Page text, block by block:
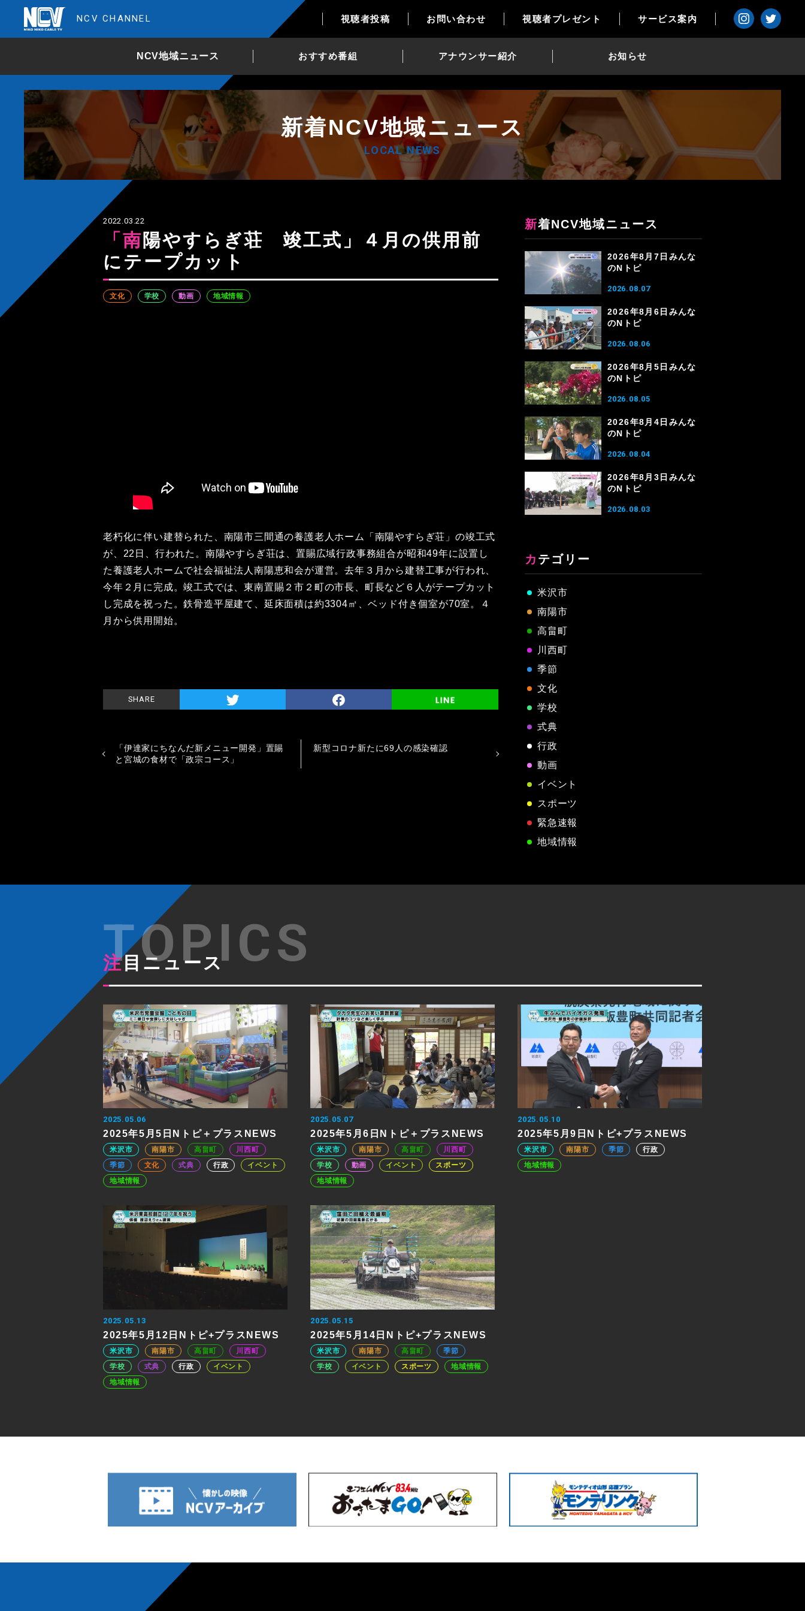
NCV CHANNEL 視聴者投稿 お問い合わせ 視聴者プレゼント サービス案内
NCV地域ニュース おすすめ番組 アナウンサー紹介 お知らせ
新着NCV地域ニュース
LOCAL NEWS
2022.03.22
「南陽やすらぎ荘 竣工式」４月の供用前
にテープカット
文化 学校 動画 地域情報
老朽化に伴い建替られた、南陽市三間通の養護老人ホーム「南陽やすらぎ荘」の竣工式
が、22日、行われた。南陽やすらぎ荘は、置賜広域行政事務組合が昭和49年に設置し
た養護老人ホームで社会福祉法人南陽恵和会が運営。去年３月から建替工事が行われ、
今年２月に完成。竣工式では、東南置賜２市２町の市長、町長など６人がテープカット
し完成を祝った。鉄骨造平屋建て、延床面積は約3304㎡、ベッド付き個室が70室。４
月から供用開始。
SHARE
「伊達家にちなんだ新メニュー開発」置賜
と宮城の食材で「政宗コース」
新型コロナ新たに69人の感染確認
新着NCV地域ニュース
2026年8月7日みんな
のNトピ
2026.08.07
2026年8月6日みんな
のNトピ
2026.08.06
2026年8月5日みんな
のNトピ
2026.08.05
2026年8月4日みんな
のNトピ
2026.08.04
2026年8月3日みんな
のNトピ
2026.08.03
カテゴリー
米沢市
南陽市
高畠町
川西町
季節
文化
学校
式典
行政
動画
イベント
スポーツ
緊急速報
地域情報
注目ニュース
2025.05.06
2025年5月5日Nトピ＋プラスNEWS
米沢市 南陽市 高畠町
川西町
季節
文化 式典 行政
イベント
地域情報
2025.05.07
2025年5月6日Nトピ＋プラスNEWS
米沢市 南陽市 高畠町
川西町
学校
動画 イベント
スポーツ
地域情報
2025.05.10
2025年5月9日Nトピ+プラスNEWS
米沢市 南陽市 季節
行政
地域情報
2025.05.13
2025年5月12日Nトピ+プラスNEWS
米沢市 南陽市 高畠町
川西町
学校
式典 行政
イベント
地域情報
2025.05.15
2025年5月14日Nトピ+プラスNEWS
米沢市 南陽市 高畠町
季節
学校
イベント スポーツ 地域情報